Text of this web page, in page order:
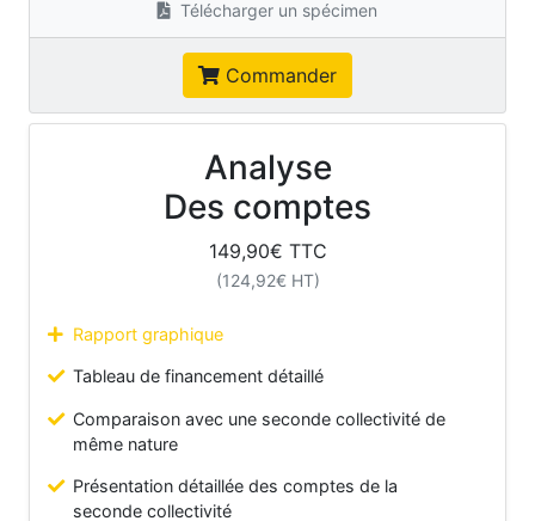
Télécharger un spécimen
Commander
Analyse
Des comptes
149,90€ TTC
(124,92€ HT)
Rapport graphique
Tableau de financement détaillé
Comparaison avec une seconde collectivité de
même nature
Présentation détaillée des comptes de la
seconde collectivité